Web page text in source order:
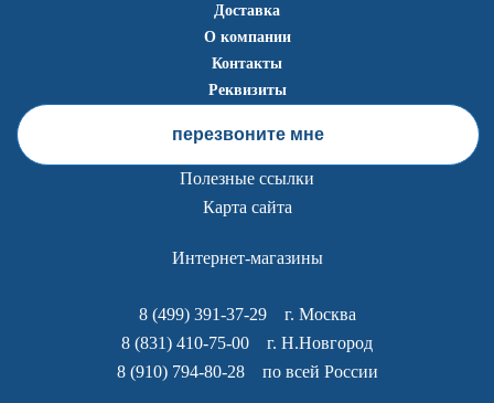
Доставка
О компании
Контакты
Реквизиты
перезвоните мне
Полезные ссылки
Карта сайта
Интернет-магазины
8 (499) 391-37-29г. Москва
8 (831) 410-75-00 г. Н.Новгород
8 (910) 794-80-28по всей России